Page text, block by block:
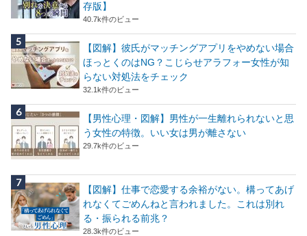
存版】
40.7k件のビュー
【図解】彼氏がマッチングアプリをやめない場合
ほっとくのはNG？こじらせアラフォー女性が知
らない対処法をチェック
32.1k件のビュー
【男性心理・図解】男性が一生離れられないと思
う女性の特徴。いい女は男が離さない
29.7k件のビュー
【図解】仕事で恋愛する余裕がない。構ってあげ
れなくてごめんねと言われました。これは別れ
る・振られる前兆？
28.3k件のビュー